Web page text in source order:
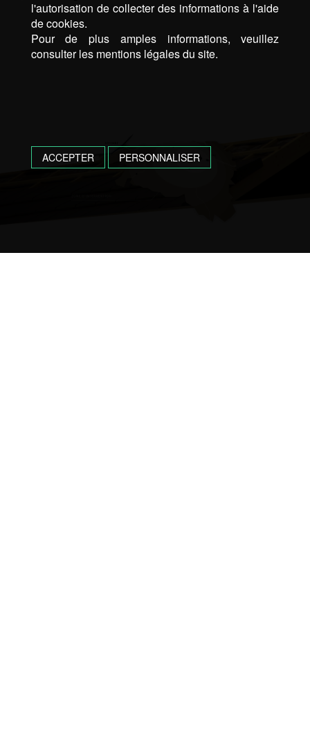
l'autorisation de collecter des informations à l'aide
de cookies.
Pour de plus amples informations, veuillez
consulter les mentions légales du site.
ACCEPTER PERSONNALISER